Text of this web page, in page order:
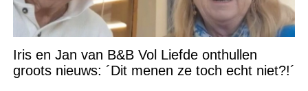
Iris en Jan van B&B Vol Liefde onthullen
groots nieuws: ´Dit menen ze toch echt niet?!´